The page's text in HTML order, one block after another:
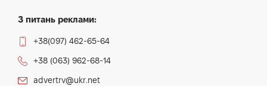
З питань реклами:
+38(097) 462-65-64
+38 (063) 962-68-14
advertrv@ukr.net